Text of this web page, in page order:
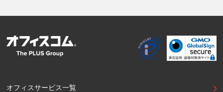
オフィスサービス一覧